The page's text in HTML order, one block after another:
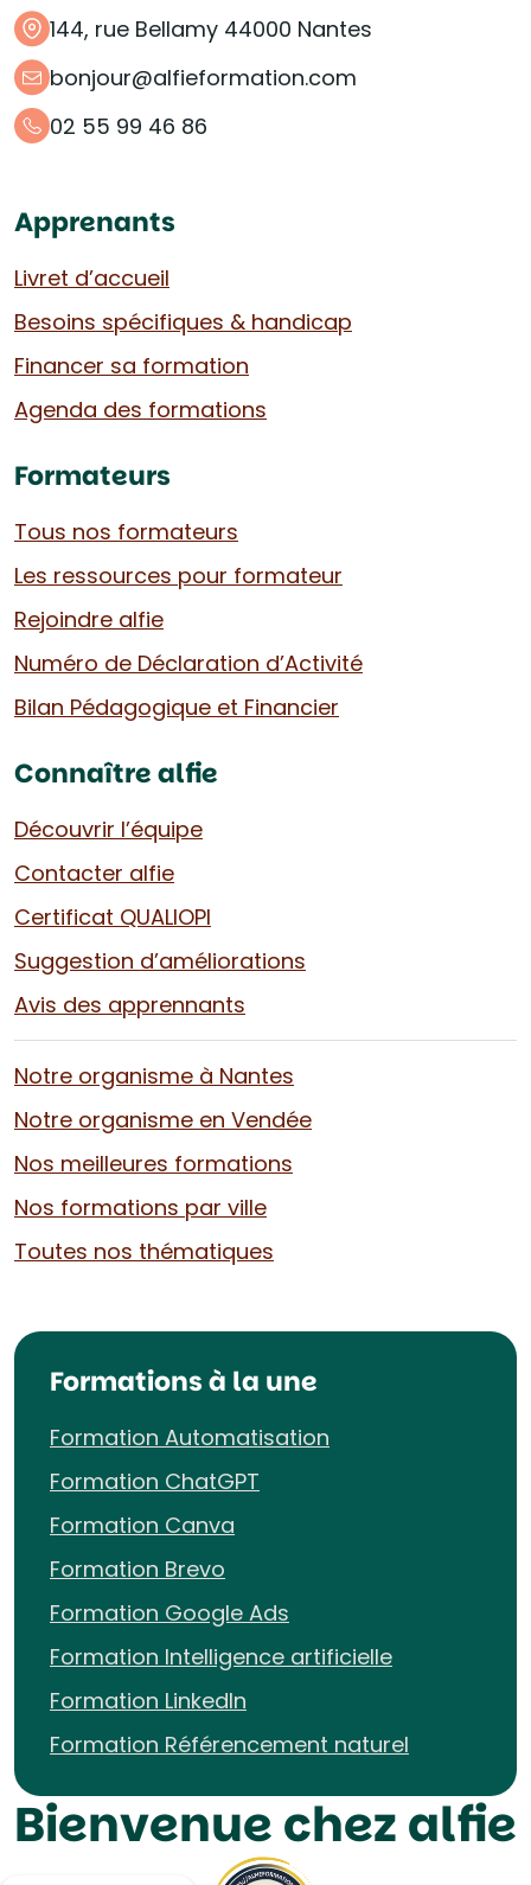
144, rue Bellamy 44000 Nantes
bonjour@alfieformation.com
02 55 99 46 86
Apprenants
Livret d’accueil
Besoins spécifiques & handicap
Financer sa formation
Agenda des formations
Formateurs
Tous nos formateurs
Les ressources pour formateur
Rejoindre alfie
Numéro de Déclaration d’Activité
Bilan Pédagogique et Financier
Connaître alfie
Découvrir l’équipe
Contacter alfie
Certificat QUALIOPI
Suggestion d’améliorations
Avis des apprennants
Notre organisme à Nantes
Notre organisme en Vendée
Nos meilleures formations
Nos formations par ville
Toutes nos thématiques
Formations à la une
Formation Automatisation
Formation ChatGPT
Formation Canva
Formation Brevo
Formation Google Ads
Formation Intelligence artificielle
Formation LinkedIn
Formation Référencement naturel
Bienvenue chez alfie